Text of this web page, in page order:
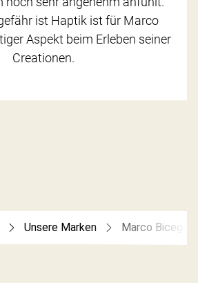
ist Haptik ist für Marco
Aspekt beim Erleben seiner
Creationen.
Unsere Marken Marco Bicego